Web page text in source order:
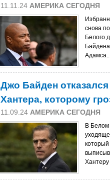
11.11.24 АМЕРИКА СЕГОДНЯ
снова
Белого
Джо Байден
Хантера, которому
11.09.24 АМЕРИКА СЕГОДНЯ
В Белом
который
Хантеру